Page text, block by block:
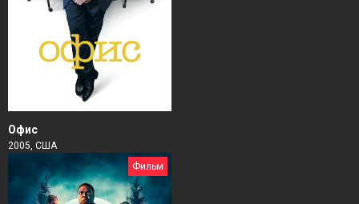
Офис
2005, США
Фильм